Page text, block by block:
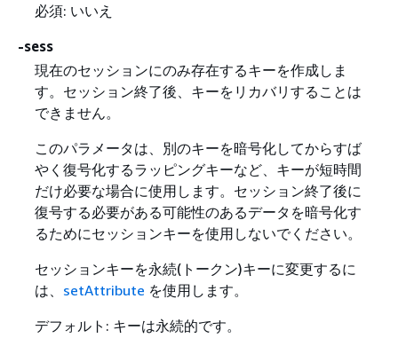
必須: いいえ
-sess
現在のセッションにのみ存在するキーを作成しま
す。セッション終了後、キーをリカバリすることは
できません。
このパラメータは、別のキーを暗号化してからすば
やく復号化するラッピングキーなど、キーが短時間
だけ必要な場合に使用します。セッション終了後に
復号する必要がある可能性のあるデータを暗号化す
るためにセッションキーを使用しないでください。
セッションキーを永続(トークン)キーに変更するに
は、 setAttribute を使用します。
デフォルト: キーは永続的です。